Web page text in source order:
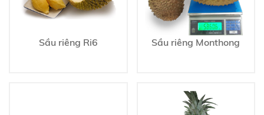
Sầu riêng Ri6 Sầu riêng Monthong